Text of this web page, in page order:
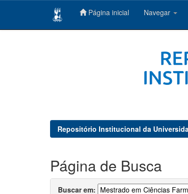
Página inicial Navegar
Repositório Institucional da
Página de Busca
Buscar em: